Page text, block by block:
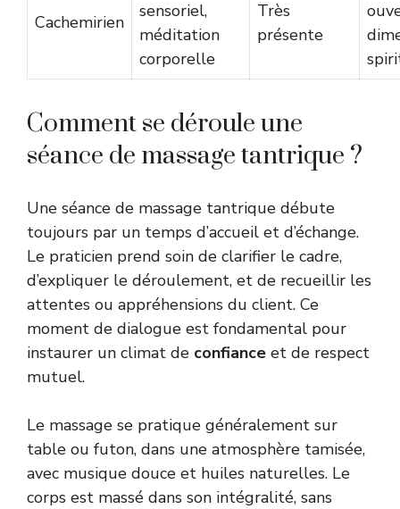
Cachemirien
sensoriel,
méditation
corporelle
Très
présente
Comment se déroule une
séance de massage tantrique ?
Une séance de massage tantrique débute
toujours par un temps d’accueil et d’échange.
Le praticien prend soin de clarifier le cadre,
d’expliquer le déroulement, et de recueillir les
attentes ou appréhensions du client. Ce
moment de dialogue est fondamental pour
instaurer un climat de confiance et de respect
mutuel.
Le massage se pratique généralement sur
table ou futon, dans une atmosphère tamisée,
avec musique douce et huiles naturelles. Le
corps est massé dans son intégralité, sans